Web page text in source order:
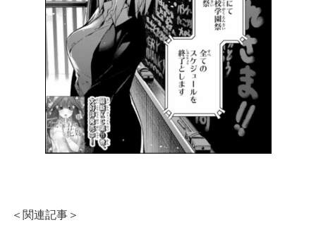
＜関連記事＞